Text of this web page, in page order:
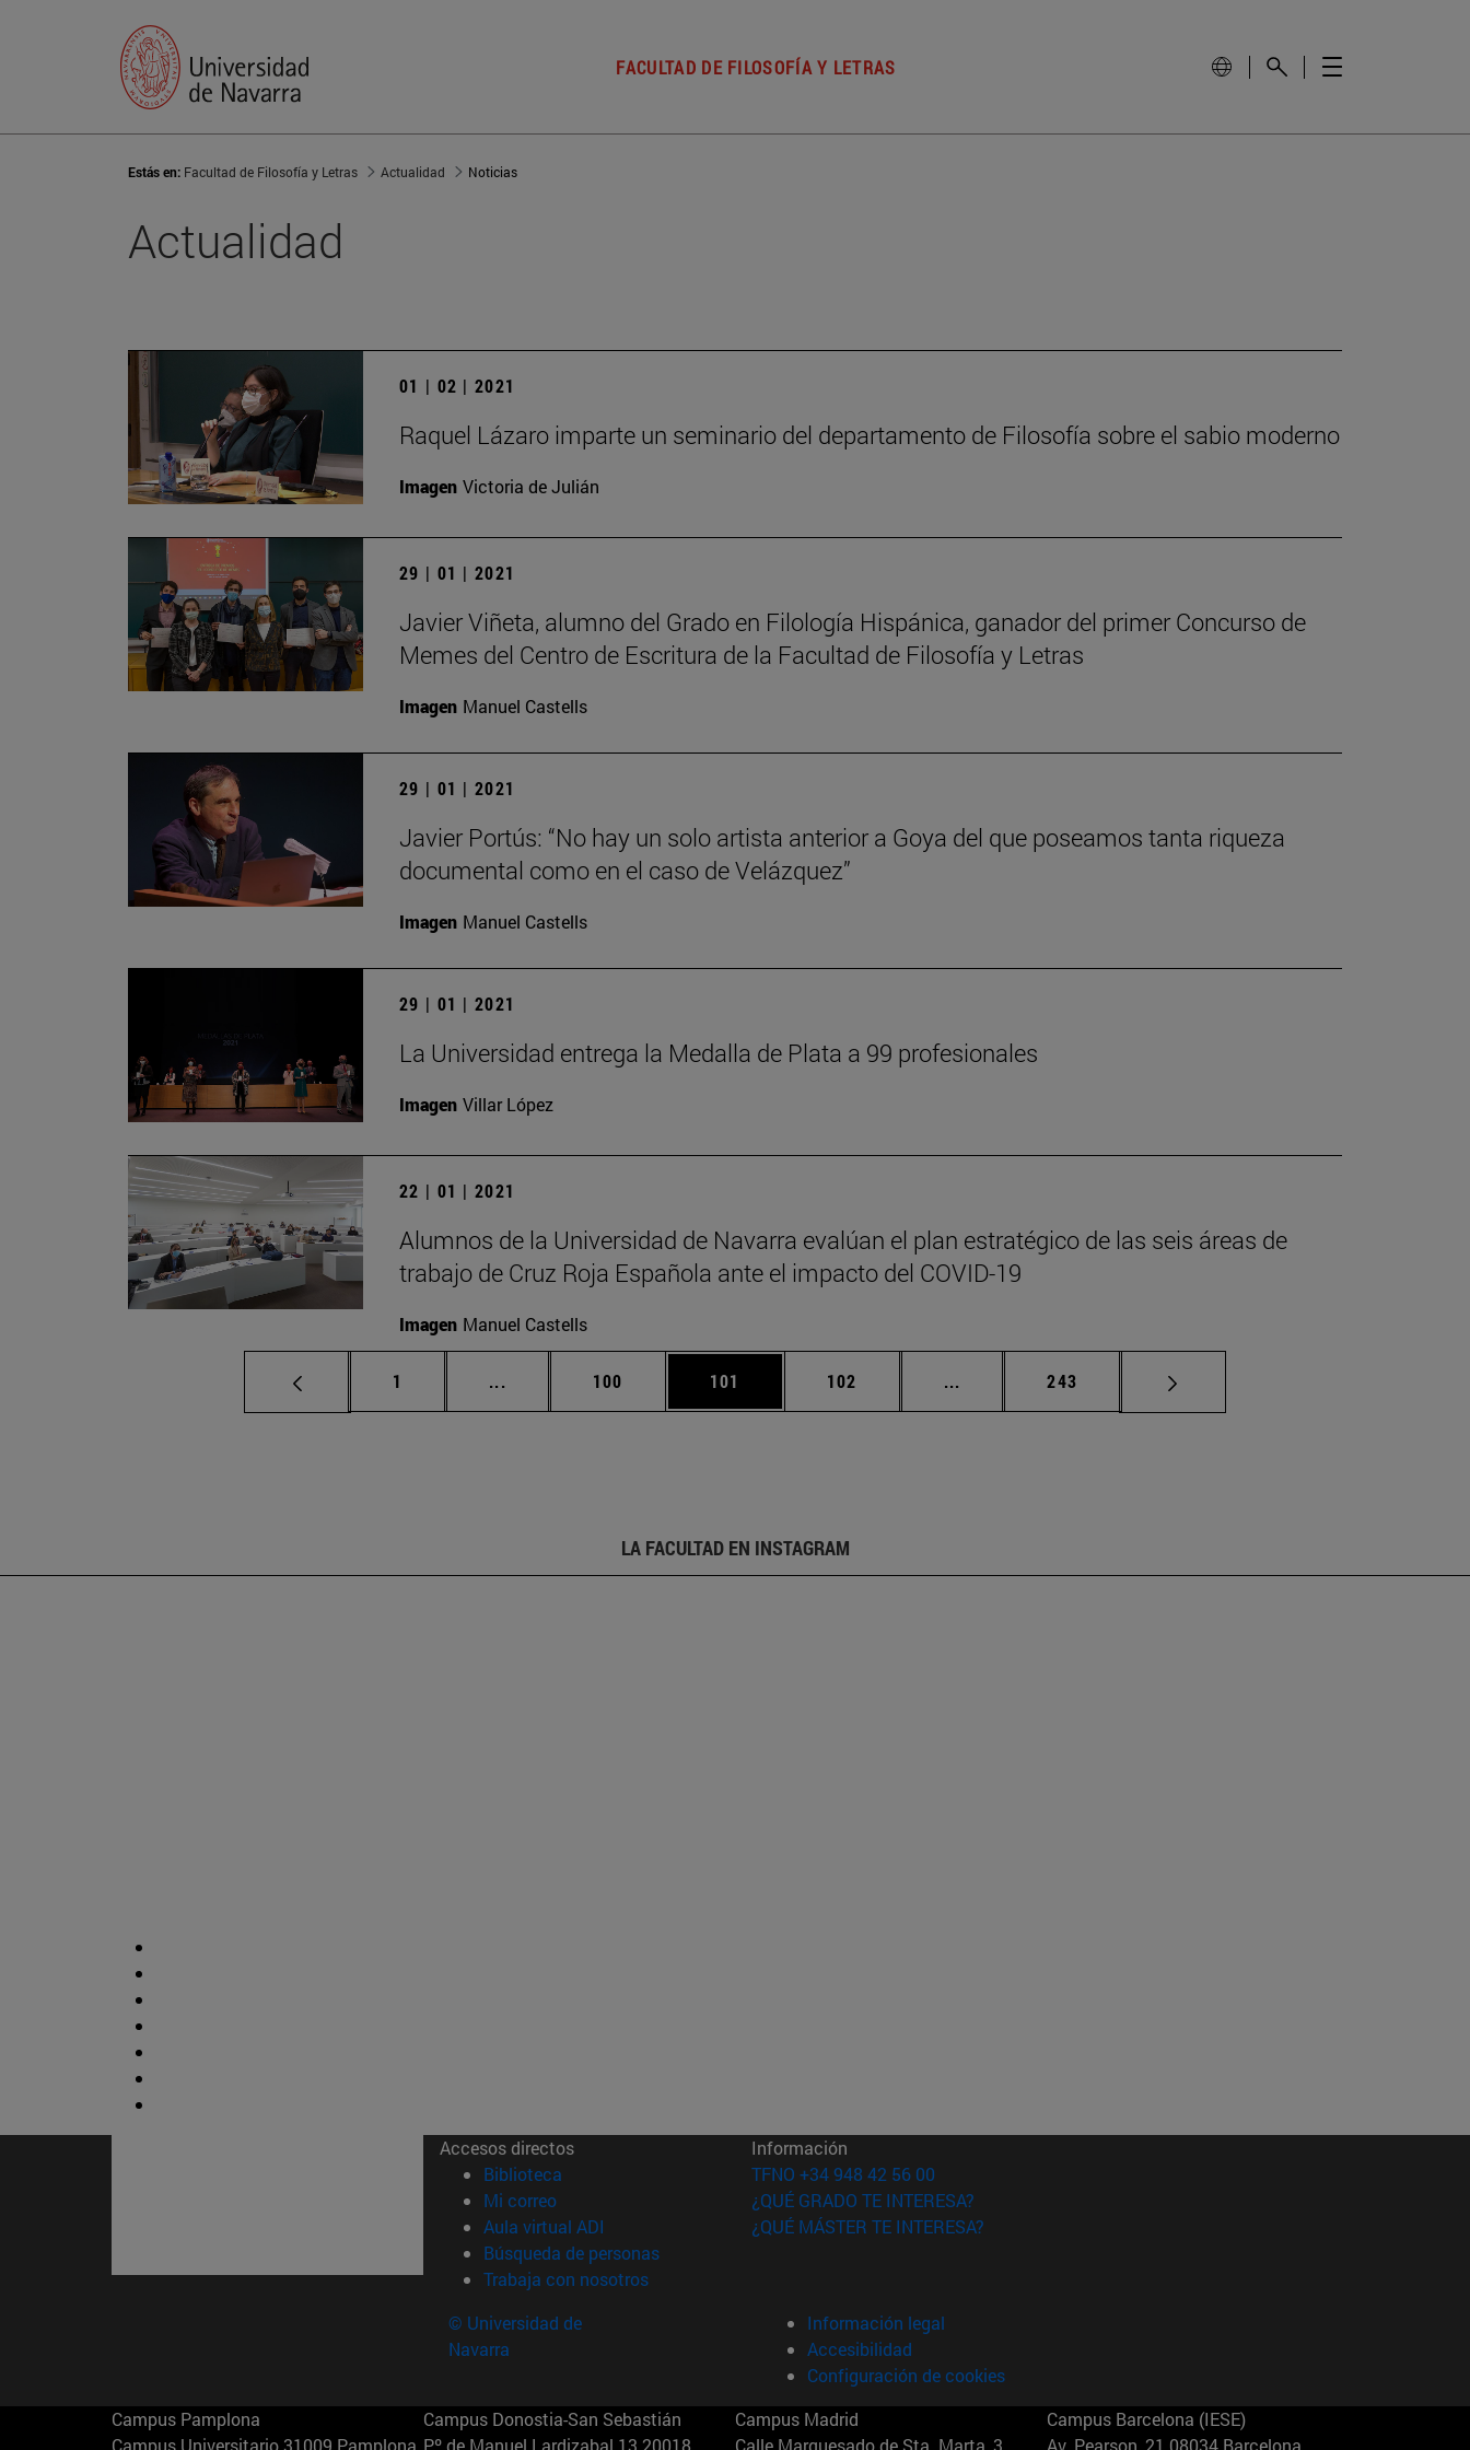
FACULTAD DE FILOSOFÍA Y LETRAS
Estás en: Facultad de Filosofía y Letras Actualidad Noticias
Actualidad
01 | 02 | 2021
Raquel Lázaro imparte un seminario del departamento de Filosofía sobre el sabio moderno
Imagen Victoria de Julián
29 | 01 | 2021
Javier Viñeta, alumno del Grado en Filología Hispánica, ganador del primer Concurso de
Memes del Centro de Escritura de la Facultad de Filosofía y Letras
Imagen Manuel Castells
29 | 01 | 2021
Javier Portús: “No hay un solo artista anterior a Goya del que poseamos tanta riqueza
documental como en el caso de Velázquez”
Imagen Manuel Castells
29 | 01 | 2021
La Universidad entrega la Medalla de Plata a 99 profesionales
Imagen Villar López
22 | 01 | 2021
Alumnos de la Universidad de Navarra evalúan el plan estratégico de las seis áreas de
trabajo de Cruz Roja Española ante el impacto del COVID-19
Imagen Manuel Castells
Página
1 ... Páginas intermedias Use TAB para desplazarse.
Página
100 Página
101 Página
102 ... Páginas intermedias Use TAB para desplazarse.
Página
243
LA FACULTAD EN INSTAGRAM
Accesos directos
Biblioteca (abre en nueva ventana)
Mi correo(abre en nueva ventana)
Aula virtual ADI (abre en nueva ventana)
Búsqueda de personas(abre en nueva ventana)
Trabaja con nosotros(abre en nueva ventana)
Información
TFNO +34 948 42 56 00
¿QUÉ GRADO TE INTERESA?
¿QUÉ MÁSTER TE INTERESA?
© Universidad de
Navarra
Información legal
Accesibilidad
Configuración de cookies
Campus Pamplona
Campus Universitario 31009 Pamplona
Campus Donostia-San Sebastián
Pº de Manuel Lardizabal 13 20018
Campus Madrid
Calle Marquesado de Sta. Marta, 3
Campus Barcelona (IESE)
Av. Pearson, 21 08034 Barcelona